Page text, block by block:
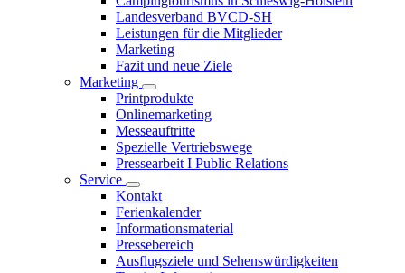
Landesverband BVCD-SH
Leistungen für die Mitglieder
Marketing
Fazit und neue Ziele
Marketing
Printprodukte
Onlinemarketing
Messeauftritte
Spezielle Vertriebswege
Pressearbeit I Public Relations
Service
Kontakt
Ferienkalender
Informationsmaterial
Pressebereich
Ausflugsziele und Sehenswürdigkeiten